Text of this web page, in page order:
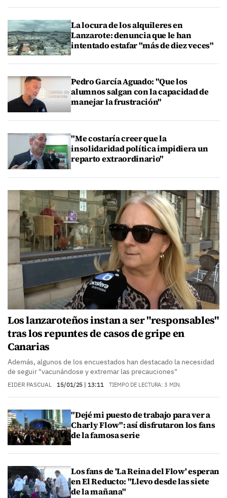
La locura de los alquileres en
Lanzarote: denuncia que le han
intentado estafar "más de diez veces"
Pedro García Aguado: "Que los
alumnos salgan con la capacidad de
manejar la frustración"
"Me costaría creer que la
insolidaridad política impidiera un
reparto extraordinario"
Los lanzaroteños instan a ser "responsables"
tras los repuntes de casos de gripe en
Canarias
Además, algunos de los encuestados han destacado la necesidad
de seguir "vacunándose y extremar las precauciones"
EIDER PASCUAL 15/01/25 | 13:11 TIEMPO DE LECTURA: 3 MIN.
"Dejé mi puesto de trabajo para ver a
Charly Flow": así disfrutaron los fans
de la famosa serie
Los fans de 'La Reina del Flow' esperan
en El Reducto: "Llevo desde las siete
de la mañana"